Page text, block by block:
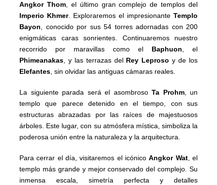
Angkor Thom, el último gran complejo de templos del
Imperio Khmer. Exploraremos el impresionante Templo
Bayon, conocido por sus 54 torres adornadas con 200
enigmáticas caras sonrientes. Continuaremos nuestro
recorrido por maravillas como el Baphuon, el
Phimeanakas, y las terrazas del Rey Leproso y de los
Elefantes, sin olvidar las antiguas cámaras reales.
La siguiente parada será el asombroso Ta Prohm, un
templo que parece detenido en el tiempo, con sus
estructuras abrazadas por las raíces de majestuosos
árboles. Este lugar, con su atmósfera mística, simboliza la
poderosa unión entre la naturaleza y la arquitectura.
Para cerrar el día, visitaremos el icónicoAngkor Wat, el
templo más grande y mejor conservado del complejo. Su
inmensa escala, simetría perfecta y detalles